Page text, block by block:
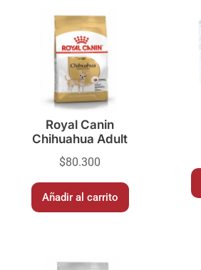
Royal Canin
Chihuahua Adult
$80.300
Añadir al carrito